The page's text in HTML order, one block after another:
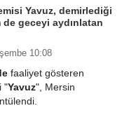
Yavuz, demirlediği
de geceyi aydınlatan
10:08
faaliyet gösteren
"Yavuz", Mersin